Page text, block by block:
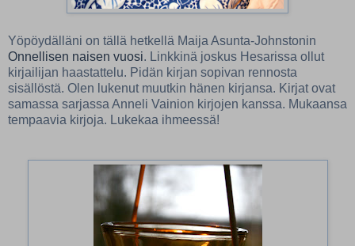
Yöpöydälläni on tällä hetkellä Maija Asunta-Johnstonin
Onnellisen naisen vuosi. Linkkinä joskus Hesarissa ollut
kirjailijan haastattelu. Pidän kirjan sopivan rennosta
sisällöstä. Olen lukenut muutkin hänen kirjansa. Kirjat ovat
samassa sarjassa Anneli Vainion kirjojen kanssa. Mukaansa
tempaavia kirjoja. Lukekaa ihmeessä!